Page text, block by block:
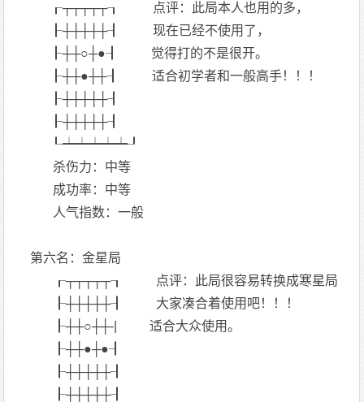
┎┬┬┬┬┬┒ 点评：此局本人也用的多，
┠┼┼┼┼┼┨ 现在已经不使用了，
┠┼┼○┼●┨ 觉得打的不是很开。
┠┼┼●┼┼┨ 适合初学者和一般高手！！！
┠┼┼┼┼┼┨
┠┼┼┼┼┼┨
┖┷┷┷┷┷┚
杀伤力：中等
成功率：中等
人气指数：一般
第六名：金星局
┎┬┬┬┬┬┒ 点评：此局很容易转换成寒星局
┠┼┼┼┼┼┨ 大家凑合着使用吧！！！
┠┼┼○┼┼-| 适合大众使用。
┠┼┼●┼●┨
┠┼┼┼┼┼┨
┠┼┼┼┼┼┨